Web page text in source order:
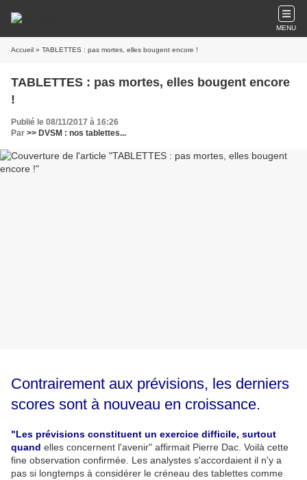
MENU
Accueil » TABLETTES : pas mortes, elles bougent encore !
TABLETTES : pas mortes, elles bougent encore
!
Publié le 08/11/2017 à 16:26
Par >> DVSM : nos tablettes...
Contrairement aux prévisions, les derniers
scores sont à nouveau en croissance.
"Les prévisions constituent un exercice difficile, surtout
quand elles concernent l'avenir" affirmait Pierre Dac. Voilà cette
fine observation confirmée. Les analystes s'accordaient il n'y a
pas si longtemps à considérer le créneau des tablettes comme